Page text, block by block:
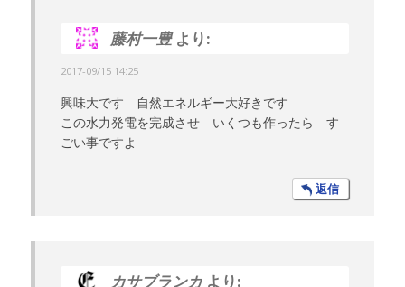
藤村一豊 より:
2017-09/15 14:25
興味大です 自然エネルギー大好きです
この水力発電を完成させ いくつも作ったら す
ごい事ですよ
返信
カサブランカ より: